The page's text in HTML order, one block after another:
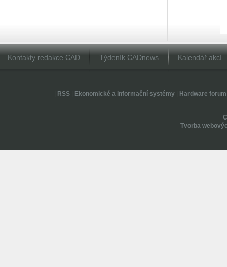
Kontakty redakce CAD Týdeník CADnews Kalendář akcí
RSS| Ekonomické a informační systémy| Hardware forum
Tvorba